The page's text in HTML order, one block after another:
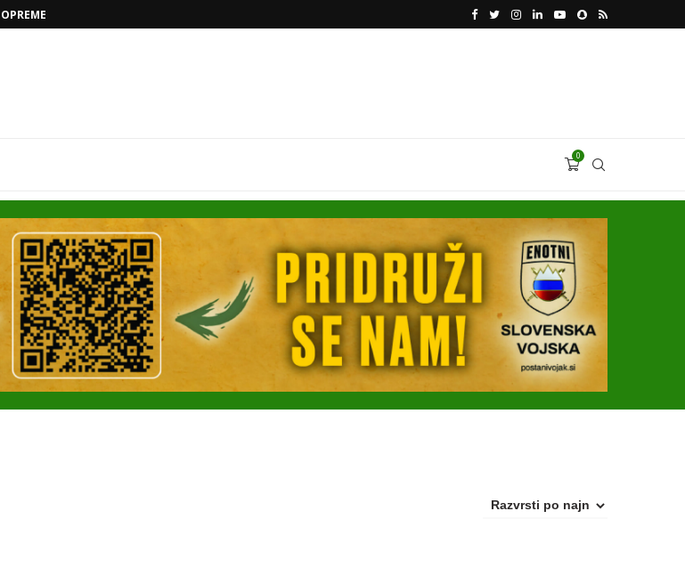
KATARSKI DELNIČAR ZAPLETEL VOLKSWAGNOVE
0